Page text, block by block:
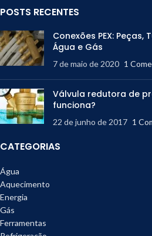
POSTS RECENTES
Conexões PEX:
Água e Gás
7 de maio de 2020 1
Válvula redutora de
funciona?
22 de junho de 2017 1
CATEGORIAS
Água
Aquecimento
Energia
Gás
Ferramentas